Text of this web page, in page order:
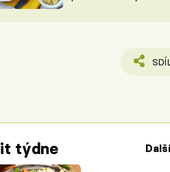
týdne